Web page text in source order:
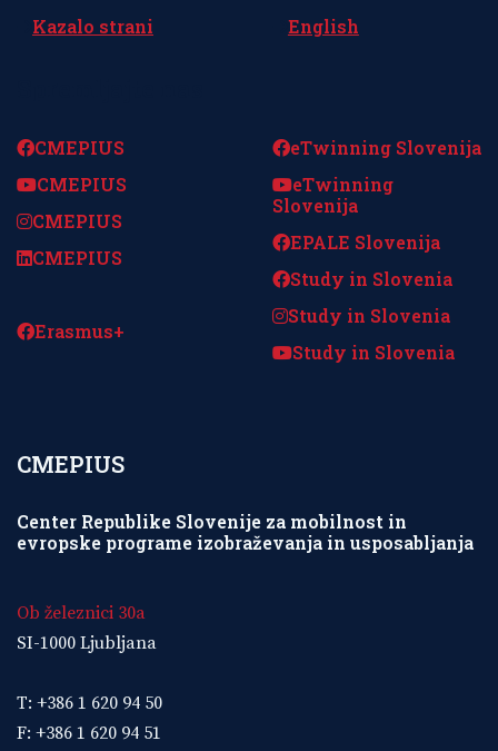
Kazalo strani
English
CMEPIUS
CMEPIUS
CMEPIUS
CMEPIUS
Erasmus+
eTwinning Slovenija
eTwinning
Slovenija
EPALE Slovenija
Study in Slovenia
Study in Slovenia
Study in Slovenia
CMEPIUS
Center Republike Slovenije za mobilnost in
evropske programe izobraževanja in usposabljanja
Ob železnici 30a
SI-1000 Ljubljana
T: +386 1 620 94 50
F: +386 1 620 94 51